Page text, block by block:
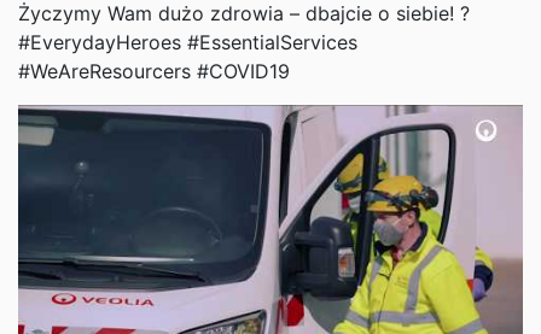
Życzymy Wam dużo zdrowia – dbajcie o siebie! ?
#EverydayHeroes #EssentialServices
#WeAreResourcers #COVID19